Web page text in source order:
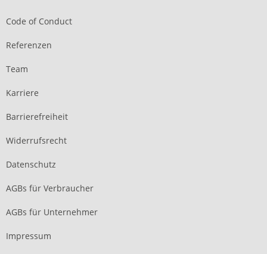
Code of Conduct
Referenzen
Team
Karriere
Barrierefreiheit
Widerrufsrecht
Datenschutz
AGBs für Verbraucher
AGBs für Unternehmer
Impressum